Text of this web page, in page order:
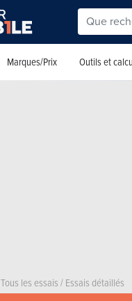
Marques/Prix Outils et
Tous les essais/Essais détaillés